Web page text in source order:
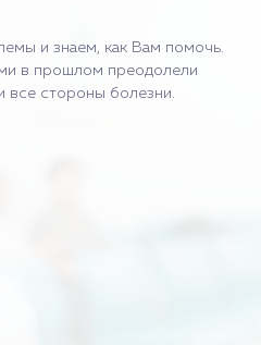
и знаем, как Вам помочь.
в прошлом преодолели
все стороны болезни.